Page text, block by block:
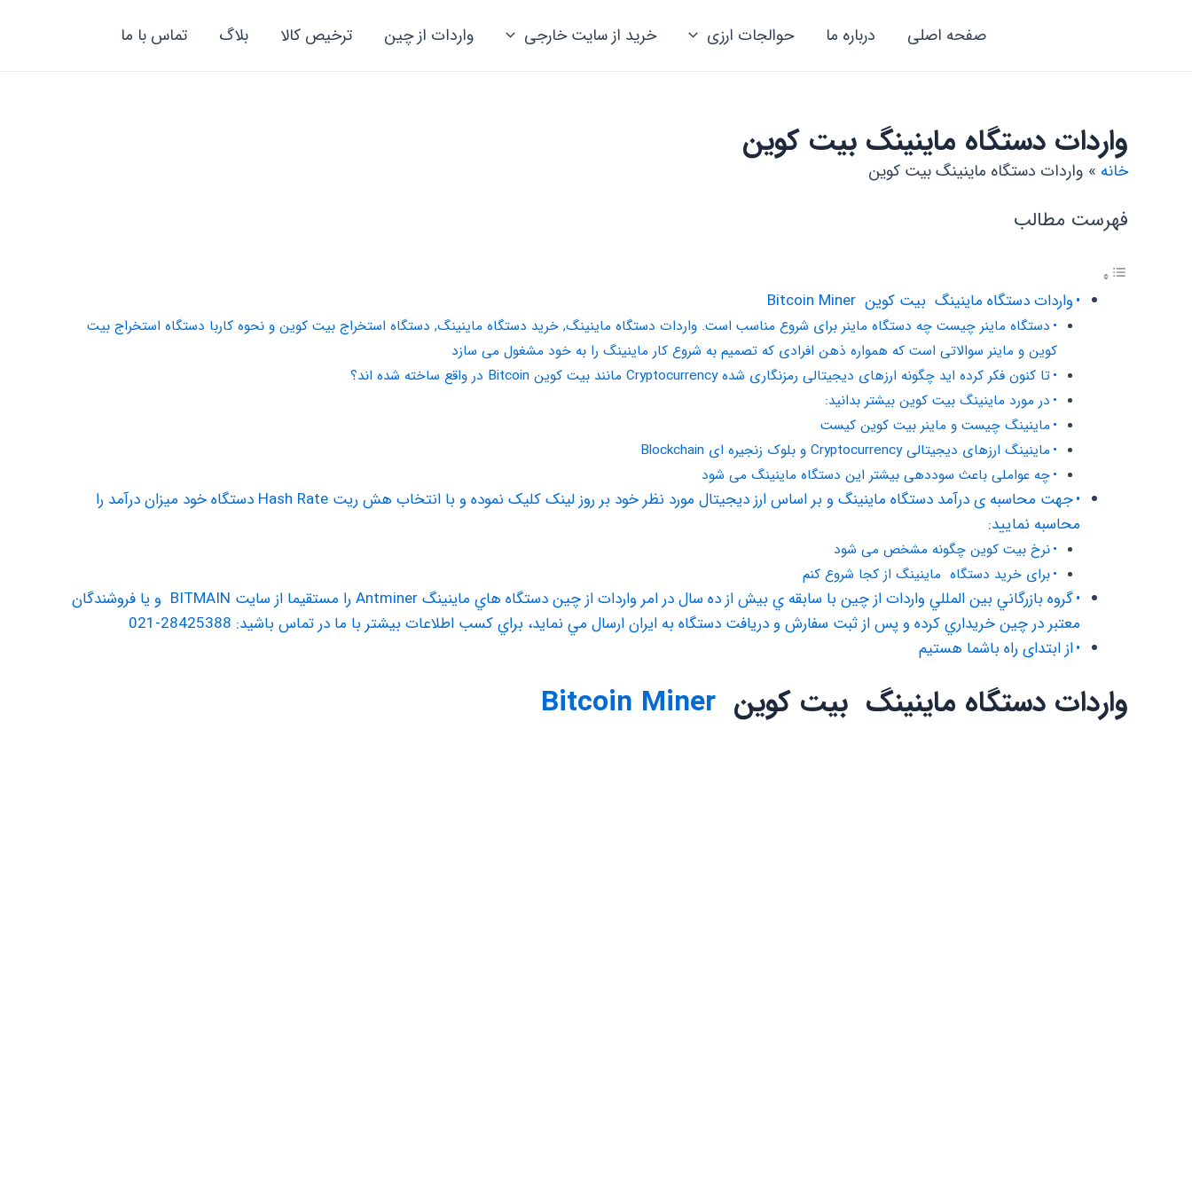
صفحه اصلی درباره ما حوالجات ارزی خرید از سایت خارجی واردات از چین ترخیص کالا بلاگ تماس با ما
واردات دستگاه ماینینگ بیت کوین
خانه واردات دستگاه ماینینگ بیت کوین
فهرست مطالب
واردات دستگاه ماینینگ بیت کوین Bitcoin Miner
دستگاه ماینر چیست چه دستگاه ماینر برای شروع مناسب است. واردات دستگاه ماینینگ, خرید دستگاه ماینینگ, دستگاه استخراج بیت کوین و نحوه کاربا دستگاه استخراج بیت
کوین و ماینر سوالاتی است که همواره ذهن افرادی که تصمیم به شروع کار ماینینگ را به خود مشغول می سازد
تا کنون فکر کرده اید چگونه ارزهای دیجیتالی رمزنگاری شده Cryptocurrency مانند بیت کوین ‌Bitcoin در واقع ساخته شده اند؟
در مورد ماینینگ بیت کوین بیشتر بدانید:
ماینینگ چیست و ماینر بیت کوین کیست
ماینینگ ارزهای دیجیتالی Cryptocurrency و بلوک زنجیره ای Blockchain
چه عواملی باعث سوددهی بیشتر این دستگاه ماینینگ می شود
جهت محاسبه ی درآمد دستگاه ماینینگ و بر اساس ارز دیجیتال مورد نظر خود بر روز لینک کلیک نموده و با انتخاب هش ریت Hash Rate دستگاه خود میزان درآمد را
محاسبه نمایید:
نرخ بیت کوین چگونه مشخص می شود
برای خرید دستگاه ماینینگ از کجا شروع کنم
گروه بازرگاني بين المللي واردات از چین با سابقه ي بيش از ده سال در امر واردات از چين دستگاه هاي ماینینگ Antminer را مستقيما از سايت BITMAIN و یا فروشندگان
معتبر در چین خريداري كرده و پس از ثبت سفارش و دريافت دستگاه به ايران ارسال مي نمايد، براي كسب اطلاعات بيشتر با ما در تماس باشيد: 28425388-021
از ابتدای راه باشما هستیم
واردات دستگاه ماینینگ بیت کوین